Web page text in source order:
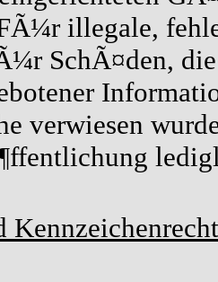
illegale,
SchÃ¤den,
verwiesen
Kennzeichenrecht